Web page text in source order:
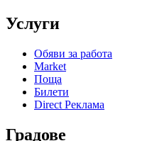
Услуги
Обяви за работа
Market
Поща
Билети
Direct Реклама
Градове